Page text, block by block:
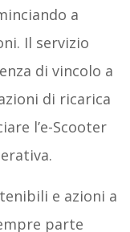
a
Il servizio
di vincolo a
di ricarica
l’e-Scooter
e azioni a
parte